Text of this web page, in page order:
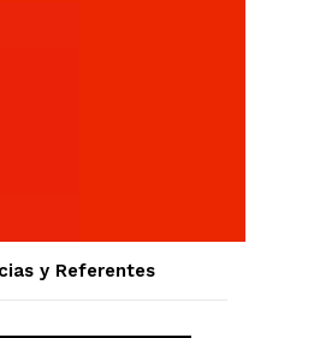
y Referentes